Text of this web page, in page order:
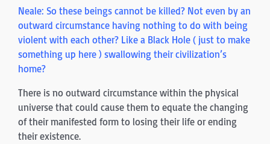
Neale: So these beings cannot be killed? Not even by an
outward circumstance having nothing to do with being
violent with each other? Like a Black Hole ( just to make
something up here ) swallowing their civilization’s
home?
There is no outward circumstance within the physical
universe that could cause them to equate the changing
of their manifested form to losing their life or ending
their existence.